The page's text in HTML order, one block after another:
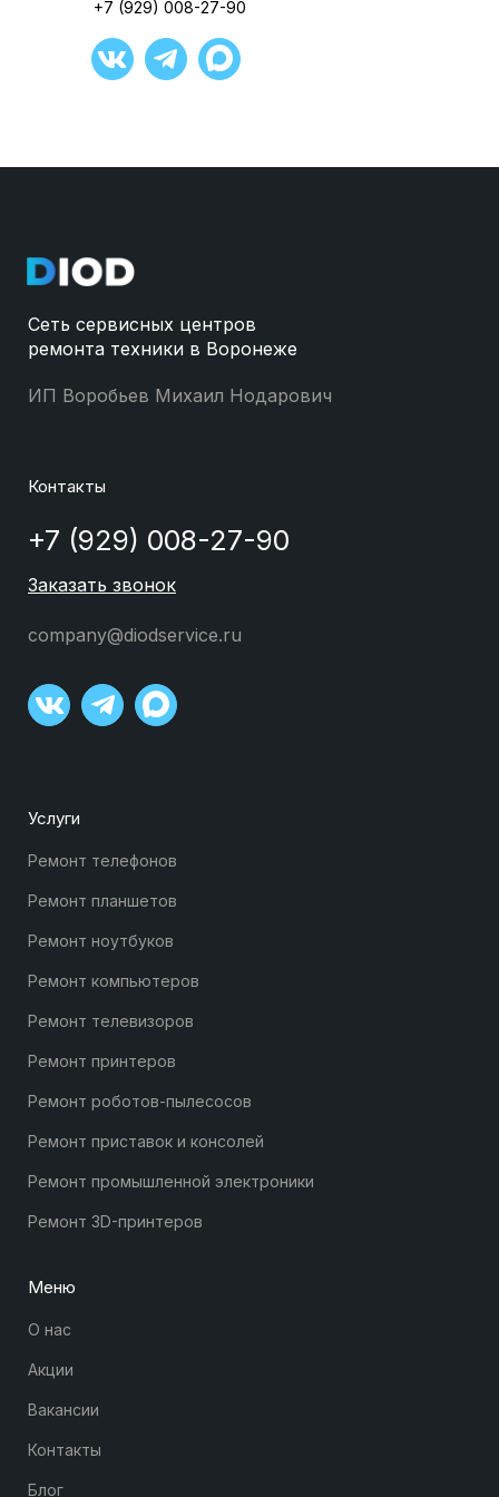
+7 (929) 008-27-90
Сеть сервисных центров
ремонта техники в Воронеже
ИП Воробьев Михаил Нодарович
Контакты
+7 (929) 008-27-90
Заказать звонок
company@diodservice.ru
Услуги
Ремонт телефонов
Ремонт планшетов
Ремонт ноутбуков
Ремонт компьютеров
Ремонт телевизоров
Ремонт принтеров
Ремонт роботов-пылесосов
Ремонт приставок и консолей
Ремонт промышленной электроники
Ремонт 3D-принтеров
Меню
О нас
Акции
Вакансии
Контакты
Блог